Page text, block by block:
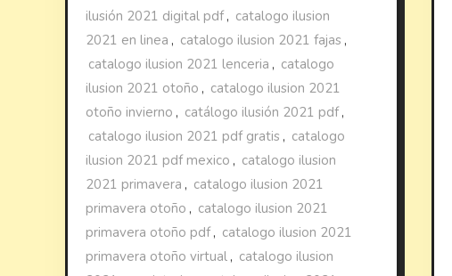
ilusión 2021 digital pdf, catalogo ilusion
2021 en linea , catalogo ilusion 2021 fajas ,
catalogo ilusion 2021 lenceria , catalogo
ilusion 2021 otoño , catalogo ilusion 2021
otoño invierno , catálogo ilusión 2021 pdf,
catalogo ilusion 2021 pdf gratis , catalogo
ilusion 2021 pdf mexico , catalogo ilusion
2021 primavera , catalogo ilusion 2021
primavera otoño , catalogo ilusion 2021
primavera otoño pdf, catalogo ilusion 2021
primavera otoño virtual , catalogo ilusion